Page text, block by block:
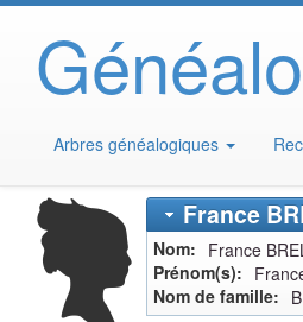
Arbres généalogiques
France
Nom France
Prénom(s)
Nom de famille